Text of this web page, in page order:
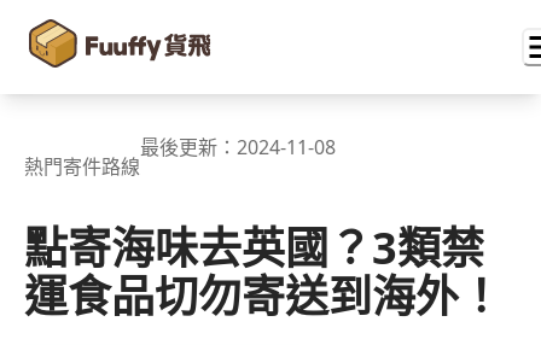
熱門寄件路線
最後更新： 2024-11-08
點寄海味去英國？3類禁
運食品切勿寄送到海外！